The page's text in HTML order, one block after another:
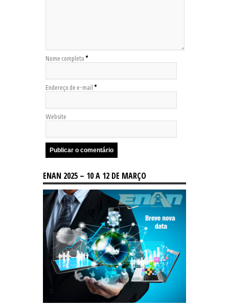
Nome completo *
Endereço de e-mail *
Website
ENAN 2025 – 10 A 12 DE MARÇO